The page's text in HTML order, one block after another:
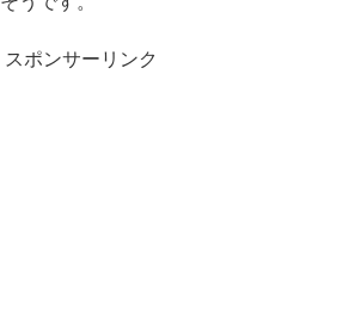
スポンサーリンク